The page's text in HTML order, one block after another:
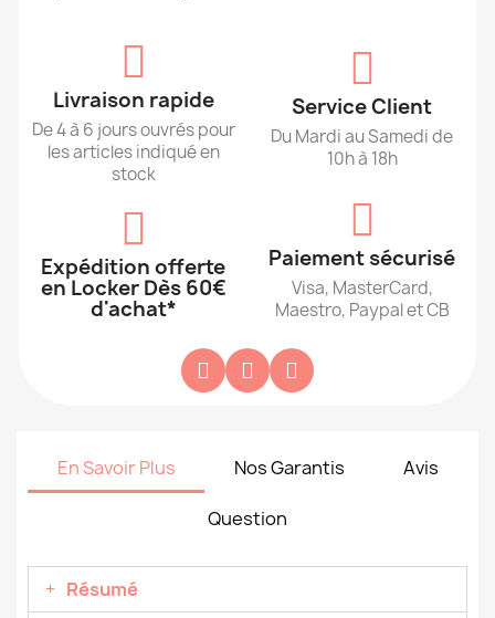
Livraison rapide
De 4 à 6 jours ouvrés pour
les articles indiqué en
stock
Expédition offerte
en Locker Dès 60€
d'achat*
Service Client
Du Mardi au Samedi de
10h à 18h
Paiement sécurisé
Visa, MasterCard,
Maestro, Paypal et CB
En Savoir Plus Nos Garantis Avis
Question
Résumé